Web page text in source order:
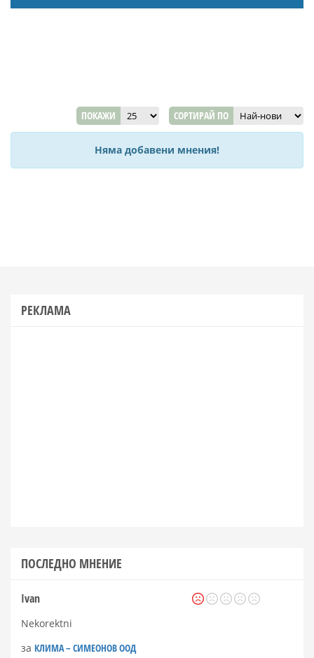
ПОКАЖИ СОРТИРАЙ ПО
Няма добавени мнения!
РЕКЛАМА
ПОСЛЕДНО МНЕНИЕ
Ivan
Nekorektni
за КЛИМА – СИМЕОНОВ ООД